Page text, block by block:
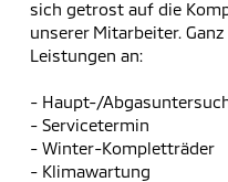
sich getrost auf die
unserer Mitarbeiter.
Leistungen an:
- Haupt-/
- Servicetermin
- Winter-Kompletträder
- Klimawartung